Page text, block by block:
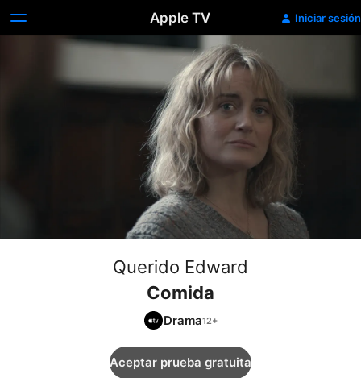
Apple TV Iniciar sesión
Querido Edward
Comida
Drama
Aceptar prueba gratuita